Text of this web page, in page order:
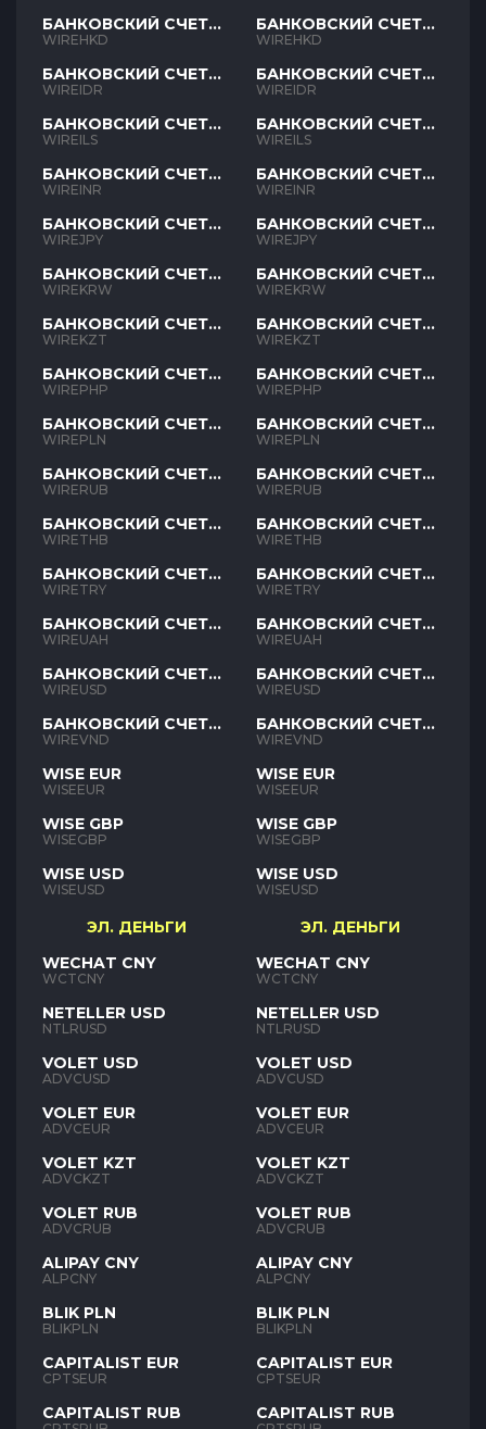
БАНКОВСКИЙ СЧЕТ
HKD
WIREHKD
БАНКОВСКИЙ СЧЕТ
IDR
WIREIDR
БАНКОВСКИЙ СЧЕТ
ILS
WIREILS
БАНКОВСКИЙ СЧЕТ
INR
WIREINR
БАНКОВСКИЙ СЧЕТ
JPY
WIREJPY
БАНКОВСКИЙ СЧЕТ
KRW
WIREKRW
БАНКОВСКИЙ СЧЕТ
KZT
WIREKZT
БАНКОВСКИЙ СЧЕТ
PHP
WIREPHP
БАНКОВСКИЙ СЧЕТ
PLN
WIREPLN
БАНКОВСКИЙ СЧЕТ
RUB
WIRERUB
БАНКОВСКИЙ СЧЕТ
THB
WIRETHB
БАНКОВСКИЙ СЧЕТ
TRY
WIRETRY
БАНКОВСКИЙ СЧЕТ
UAH
WIREUAH
БАНКОВСКИЙ СЧЕТ
USD
WIREUSD
БАНКОВСКИЙ СЧЕТ
VND
WIREVND
WISE EUR
WISEEUR
WISE GBP
WISEGBP
WISE USD
WISEUSD
ЭЛ. ДЕНЬГИ
WECHAT CNY
WCTCNY
NETELLER USD
NTLRUSD
VOLET USD
ADVCUSD
VOLET EUR
ADVCEUR
VOLET KZT
ADVCKZT
VOLET RUB
ADVCRUB
ALIPAY CNY
ALPCNY
BLIK PLN
BLIKPLN
CAPITALIST EUR
CPTSEUR
CAPITALIST RUB
БАНКОВСКИЙ СЧЕТ
HKD
WIREHKD
БАНКОВСКИЙ СЧЕТ
IDR
WIREIDR
БАНКОВСКИЙ СЧЕТ
ILS
WIREILS
БАНКОВСКИЙ СЧЕТ
INR
WIREINR
БАНКОВСКИЙ СЧЕТ
JPY
WIREJPY
БАНКОВСКИЙ СЧЕТ
KRW
WIREKRW
БАНКОВСКИЙ СЧЕТ
KZT
WIREKZT
БАНКОВСКИЙ СЧЕТ
PHP
WIREPHP
БАНКОВСКИЙ СЧЕТ
PLN
WIREPLN
БАНКОВСКИЙ СЧЕТ
RUB
WIRERUB
БАНКОВСКИЙ СЧЕТ
THB
WIRETHB
БАНКОВСКИЙ СЧЕТ
TRY
WIRETRY
БАНКОВСКИЙ СЧЕТ
UAH
WIREUAH
БАНКОВСКИЙ СЧЕТ
USD
WIREUSD
БАНКОВСКИЙ СЧЕТ
VND
WIREVND
WISE EUR
WISEEUR
WISE GBP
WISEGBP
WISE USD
WISEUSD
ЭЛ. ДЕНЬГИ
WECHAT CNY
WCTCNY
NETELLER USD
NTLRUSD
VOLET USD
ADVCUSD
VOLET EUR
ADVCEUR
VOLET KZT
ADVCKZT
VOLET RUB
ADVCRUB
ALIPAY CNY
ALPCNY
BLIK PLN
BLIKPLN
CAPITALIST EUR
CPTSEUR
CAPITALIST RUB